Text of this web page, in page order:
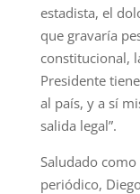
estadista, el
que gravaría
constitucional,
Presidente
al país, y a sí
salida legal”.
Saludado
periódico,